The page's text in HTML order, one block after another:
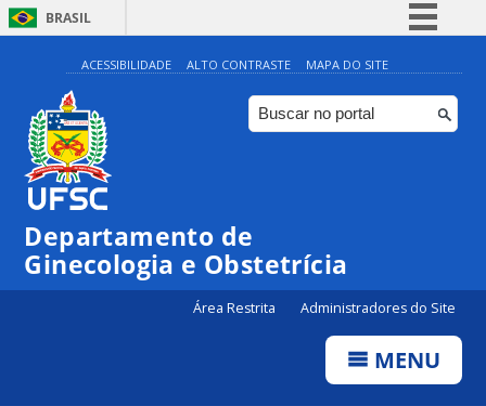
BRASIL
Simplifique!
Comunica BR
Participe
ACESSIBILIDADE ALTO CONTRASTE MAPA DO SITE
Departamento de
Ginecologia e Obstetrícia
Área Restrita Administradores do Site
MENU